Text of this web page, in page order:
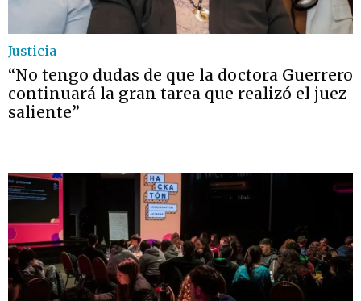
Justicia
“No tengo dudas de que la doctora Guerrero
continuará la gran tarea que realizó el juez
saliente”